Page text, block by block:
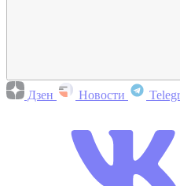
Дзен Новости